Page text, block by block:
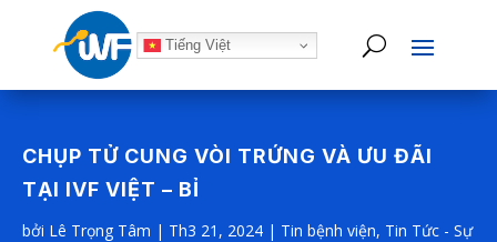
Tiếng Việt
CHỤP TỬ CUNG VÒI TRỨNG VÀ ƯU ĐÃI
TẠI IVF VIỆT – BỈ
bởi Lê Trọng Tâm | Th3 21, 2024 | Tin bệnh viện, Tin Tức - Sự